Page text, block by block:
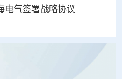
电气签署战略协议